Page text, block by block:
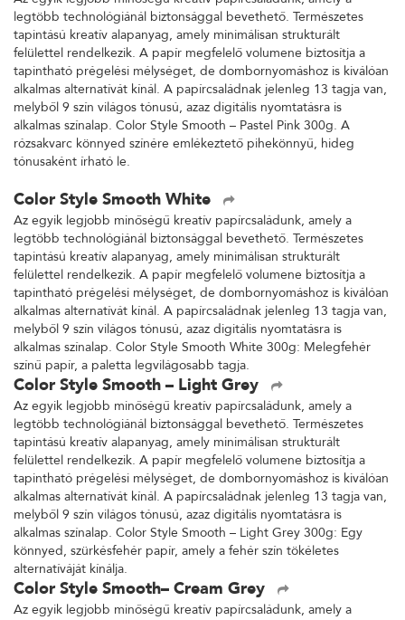
legtöbb technológiánál biztonsággal bevethető. Természetes
tapintású kreatív alapanyag, amely minimálisan strukturált
felülettel rendelkezik. A papír megfelelő volumene biztosítja a
tapintható prégelési mélységet, de dombornyomáshoz is kiválóan
alkalmas alternatívát kínál. A papírcsaládnak jelenleg 13 tagja van,
melyből 9 szín világos tónusú, azaz digitális nyomtatásra is
alkalmas színalap. Color Style Smooth – Pastel Pink 300g. A
rózsakvarc könnyed színére emlékeztető pihekönnyű, hideg
tónusaként írható le.
Color Style Smooth White
Az egyik legjobb minőségű kreatív papírcsaládunk, amely a
legtöbb technológiánál biztonsággal bevethető. Természetes
tapintású kreatív alapanyag, amely minimálisan strukturált
felülettel rendelkezik. A papír megfelelő volumene biztosítja a
tapintható prégelési mélységet, de dombornyomáshoz is kiválóan
alkalmas alternatívát kínál. A papírcsaládnak jelenleg 13 tagja van,
melyből 9 szín világos tónusú, azaz digitális nyomtatásra is
alkalmas színalap. Color Style Smooth White 300g: Melegfehér
színű papír, a paletta legvilágosabb tagja.
Color Style Smooth – Light Grey
Az egyik legjobb minőségű kreatív papírcsaládunk, amely a
legtöbb technológiánál biztonsággal bevethető. Természetes
tapintású kreatív alapanyag, amely minimálisan strukturált
felülettel rendelkezik. A papír megfelelő volumene biztosítja a
tapintható prégelési mélységet, de dombornyomáshoz is kiválóan
alkalmas alternatívát kínál. A papírcsaládnak jelenleg 13 tagja van,
melyből 9 szín világos tónusú, azaz digitális nyomtatásra is
alkalmas színalap. Color Style Smooth – Light Grey 300g: Egy
könnyed, szürkésfehér papír, amely a fehér szín tökéletes
alternatíváját kínálja.
Color Style Smooth– Cream Grey
Az egyik legjobb minőségű kreatív papírcsaládunk, amely a